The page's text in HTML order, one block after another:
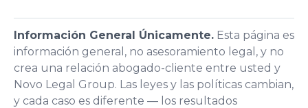
Información General Únicamente. Esta página es
información general, no asesoramiento legal, y no
crea una relación abogado-cliente entre usted y
Novo Legal Group. Las leyes y las políticas cambian,
y cada caso es diferente — los resultados